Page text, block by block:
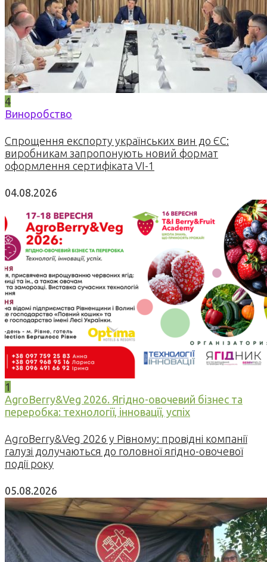
4
Виноробство
Спрощення експорту українських вин до ЄС:
виробникам запропонують новий формат
оформлення сертифіката VI-1
04.08.2026
1
AgroBerry&Veg 2026. Ягідно-овочевий бізнес та
переробка: технології, інновації, успіх
AgroBerry&Veg 2026 у Рівному: провідні компанії
галузі долучаються до головної ягідно-овочевої
події року
05.08.2026